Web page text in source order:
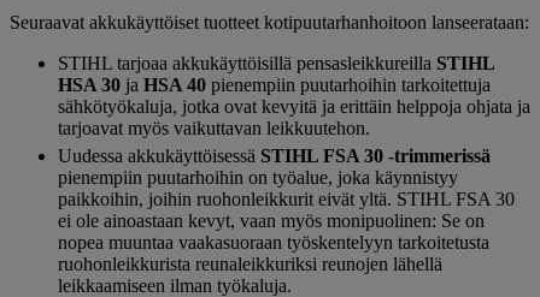
Seuraavat akkukäyttöiset tuotteet kotipuutarhanhoitoon lanseerataan:
STIHL tarjoaa akkukäyttöisillä pensasleikkureilla STIHL
HSA 30 ja HSA 40 pienempiin puutarhoihin tarkoitettuja
sähkötyökaluja, jotka ovat kevyitä ja erittäin helppoja ohjata ja
tarjoavat myös vaikuttavan leikkuutehon.
Uudessa akkukäyttöisessä STIHL FSA 30 -trimmerissä
pienempiin puutarhoihin on työalue, joka käynnistyy
paikkoihin, joihin ruohonleikkurit eivät yltä. STIHL FSA 30
ei ole ainoastaan ​​kevyt, vaan myös monipuolinen: Se on
nopea muuntaa vaakasuoraan työskentelyyn tarkoitetusta
ruohonleikkurista reunaleikkuriksi reunojen lähellä
leikkaamiseen ilman työkaluja.